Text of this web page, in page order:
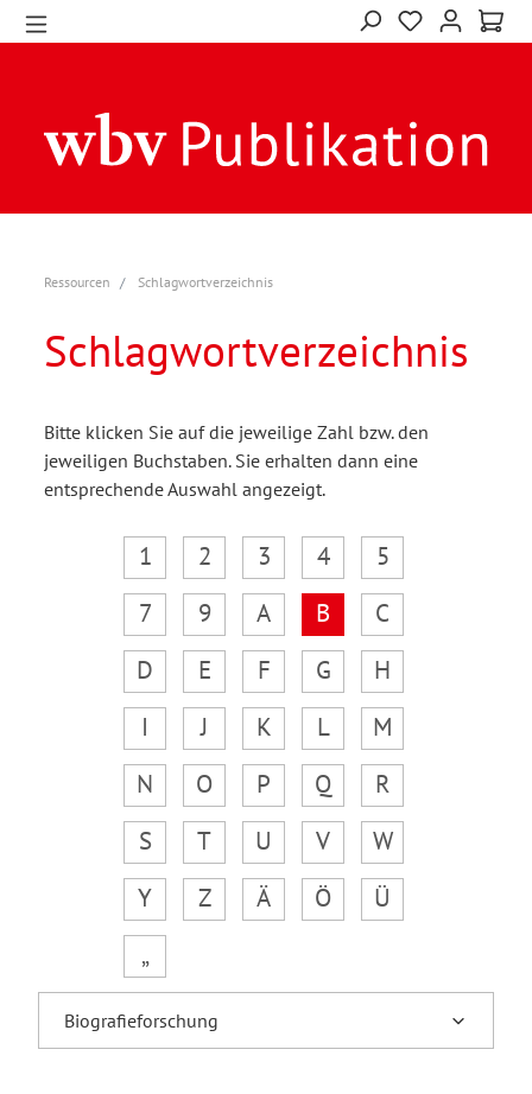
Ressourcen Schlagwortverzeichnis
Schlagwortverzeichnis
Bitte klicken Sie auf die jeweilige Zahl bzw. den
jeweiligen Buchstaben. Sie erhalten dann eine
entsprechende Auswahl angezeigt.
1 2 3 4
5
7
9 A B
C
D
E F G
H
I
J K L
M
N
O P Q
R
S
T U V
W
Y
Z Ä Ö
Ü
„